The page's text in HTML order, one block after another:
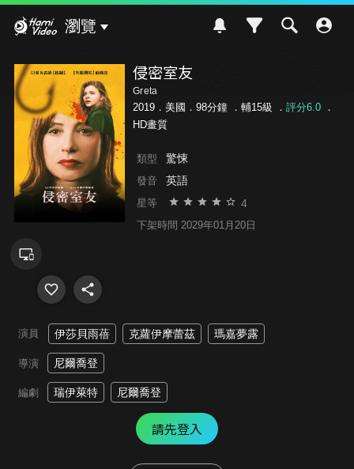
瀏覽
侵密室友
Greta
2019．美國．98分鐘 ． 輔15級 ． 評分6.0．
HD畫質
類型 驚悚
發音 英語
星等 4
下架時間 2029年01月20日
演員 伊莎貝雨蓓 克蘿伊摩蕾茲 瑪嘉夢露
導演 尼爾喬登
編劇 瑞伊萊特 尼爾喬登
請先登入